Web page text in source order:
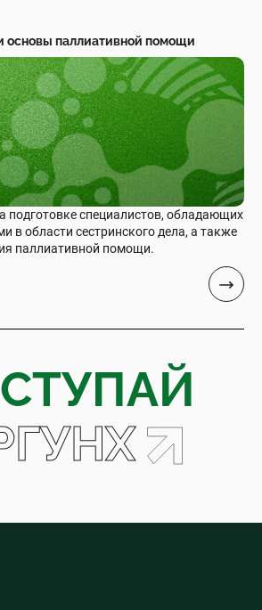
основы паллиативной помощи
подготовке специалистов, обладающих
в области сестринского дела, а также
паллиативной помощи.